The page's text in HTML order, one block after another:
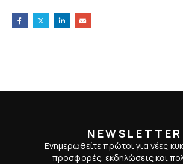
NEWSLETTER
Ενημερωθείτε πρώτοι για νέες
προσφορές, εκδηλώσεις και